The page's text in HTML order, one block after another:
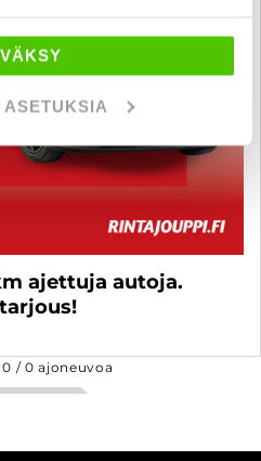
ajettuja autoja.
0 /0 ajoneuvoa